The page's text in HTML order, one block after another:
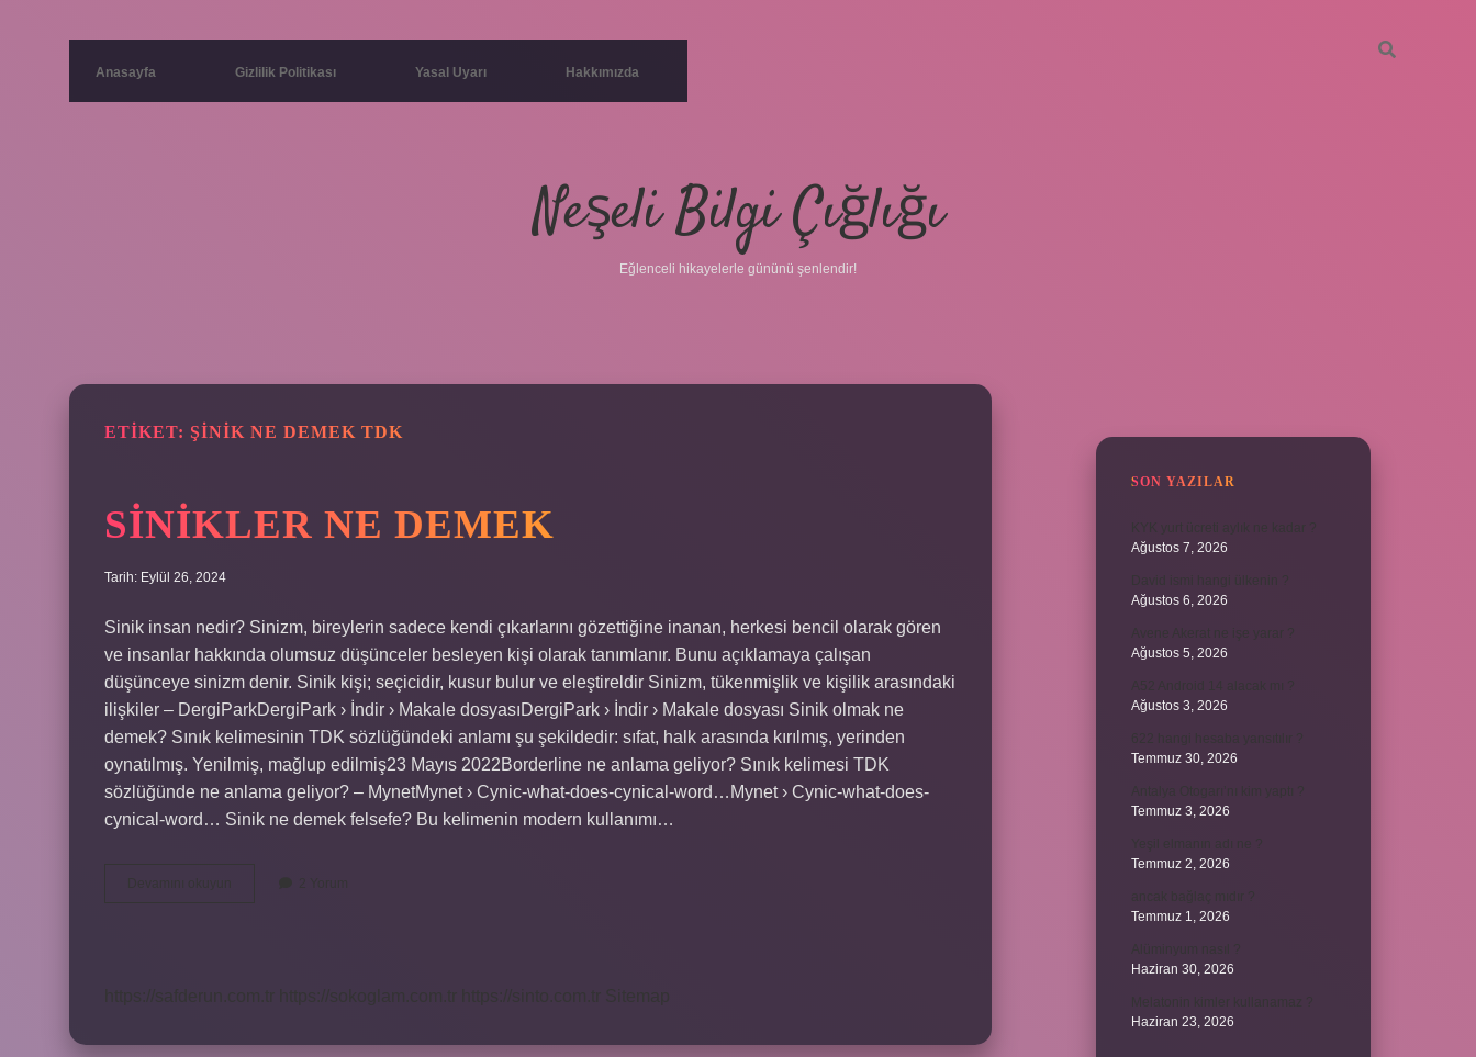
Anasayfa Gizlilik Politikası Yasal Uyarı Hakkımızda
Neşeli Bilgi Çığlığı
Eğlenceli hikayelerle gününü şenlendir!
ETIKET: ŞINIK NE DEMEK TDK
SINIKLER NE DEMEK
Tarih: Eylül 26, 2024
Sinik insan nedir? Sinizm, bireylerin sadece kendi çıkarlarını gözettiğine inanan, herkesi bencil olarak gören
ve insanlar hakkında olumsuz düşünceler besleyen kişi olarak tanımlanır. Bunu açıklamaya çalışan
düşünceye sinizm denir. Sinik kişi; seçicidir, kusur bulur ve eleştireldir Sinizm, tükenmişlik ve kişilik arasındaki
ilişkiler – DergiParkDergiPark › İndir › Makale dosyasıDergiPark › İndir › Makale dosyası Sinik olmak ne
demek? Sınık kelimesinin TDK sözlüğündeki anlamı şu şekildedir: sıfat, halk arasında kırılmış, yerinden
oynatılmış. Yenilmiş, mağlup edilmiş23 Mayıs 2022Borderline ne anlama geliyor? Sınık kelimesi TDK
sözlüğünde ne anlama geliyor? – MynetMynet › Cynic-what-does-cynical-word…Mynet › Cynic-what-does-
cynical-word… Sinik ne demek felsefe? Bu kelimenin modern kullanımı…
SON YAZILAR
Ağustos 7, 2026
Ağustos 6, 2026
Ağustos 5, 2026
Ağustos 3, 2026
Temmuz 30, 2026
Temmuz 3, 2026
Temmuz 2, 2026
Temmuz 1, 2026
Haziran 30, 2026
Haziran 23, 2026